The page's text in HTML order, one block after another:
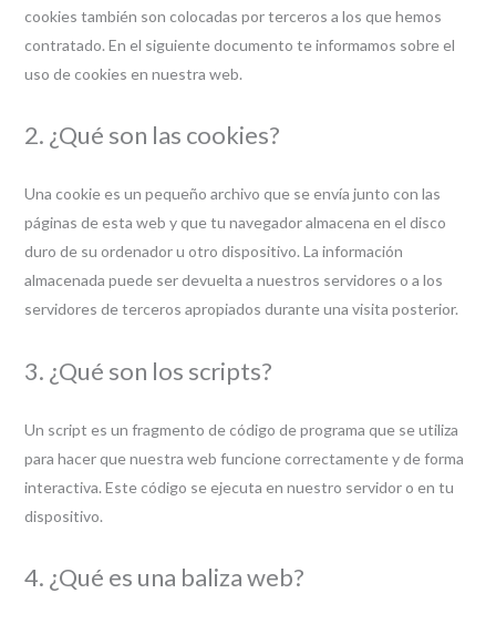
cookies también son colocadas por terceros a los que hemos
contratado. En el siguiente documento te informamos sobre el
uso de cookies en nuestra web.
2. ¿Qué son las cookies?
Una cookie es un pequeño archivo que se envía junto con las
páginas de esta web y que tu navegador almacena en el disco
duro de su ordenador u otro dispositivo. La información
almacenada puede ser devuelta a nuestros servidores o a los
servidores de terceros apropiados durante una visita posterior.
3. ¿Qué son los scripts?
Un script es un fragmento de código de programa que se utiliza
para hacer que nuestra web funcione correctamente y de forma
interactiva. Este código se ejecuta en nuestro servidor o en tu
dispositivo.
4. ¿Qué es una baliza web?